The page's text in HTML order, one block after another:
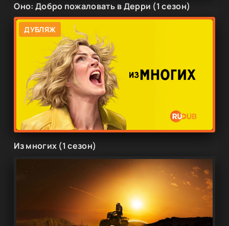
Оно: Добро пожаловать в Дерри (1 сезон)
ДУБЛЯЖ
Из многих (1 сезон)